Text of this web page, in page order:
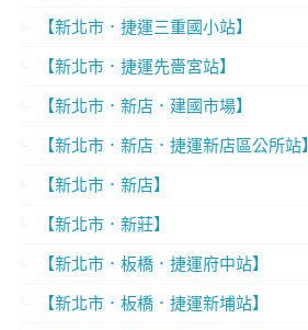
【新北市．捷運三重國小站】
【新北市．捷運先嗇宮站】
【新北市．新店．建國市場】
【新北市．新店．捷運新店區公所站】
【新北市．新店】
【新北市．新莊】
【新北市．板橋．捷運府中站】
【新北市．板橋．捷運新埔站】